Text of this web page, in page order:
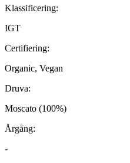
Klassificering:
IGT
Certifiering:
Organic, Vegan
Druva:
Moscato (100%)
Årgång:
-